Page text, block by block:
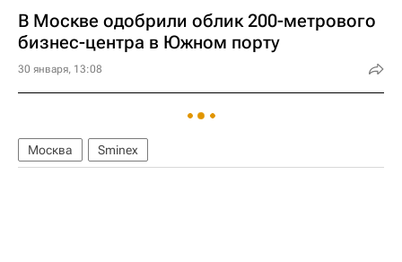
В Москве одобрили облик 200-метрового
бизнес-центра в Южном порту
30 января, 13:08
Москва Sminex